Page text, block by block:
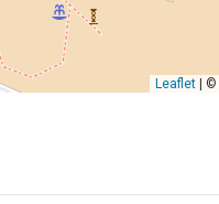
Leaflet| ©